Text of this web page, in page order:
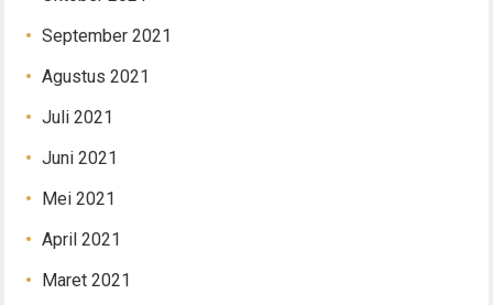
September 2021
Agustus 2021
Juli 2021
Juni 2021
Mei 2021
April 2021
Maret 2021